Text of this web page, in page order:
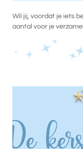
Wil jij, voordat je iets
aantal voor je